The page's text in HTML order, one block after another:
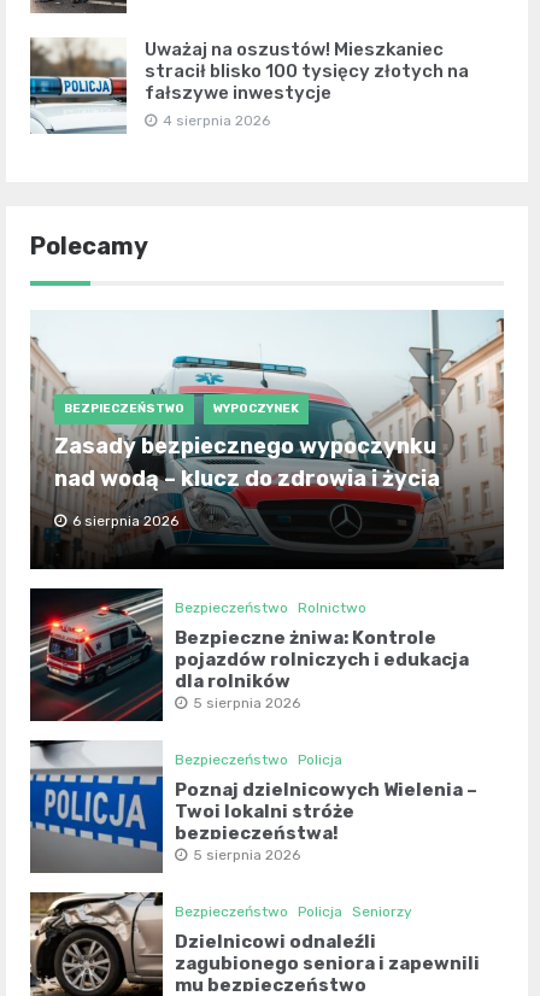
Uważaj na oszustów! Mieszkaniec
stracił blisko 100 tysięcy złotych na
fałszywe inwestycje
4 sierpnia 2026
Polecamy
BEZPIECZEŃSTWO WYPOCZYNEK
Zasady bezpiecznego wypoczynku
nad wodą – klucz do zdrowia i życia
6 sierpnia 2026
Bezpieczeństwo Rolnictwo
Bezpieczne żniwa: Kontrole
pojazdów rolniczych i edukacja
dla rolników
5 sierpnia 2026
Bezpieczeństwo Policja
Poznaj dzielnicowych Wielenia –
Twoi lokalni stróże
bezpieczeństwa!
5 sierpnia 2026
Bezpieczeństwo Policja Seniorzy
Dzielnicowi odnaleźli
zagubionego seniora i zapewnili
mu bezpieczeństwo